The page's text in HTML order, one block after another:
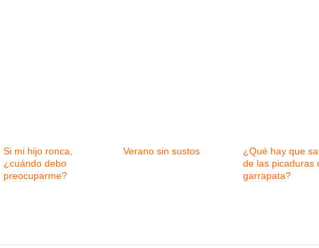
Si mi hijo ronca,
¿cuándo debo
preocuparme?
Verano sin sustos
¿Qué hay que
de las picaduras
garrapata?